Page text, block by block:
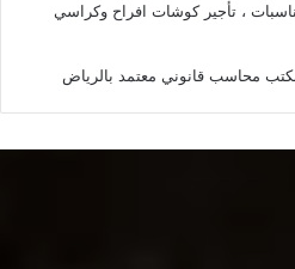
، تأجير كوشات افراح وكراسي
محاسب قانوني معتمد بالرياض